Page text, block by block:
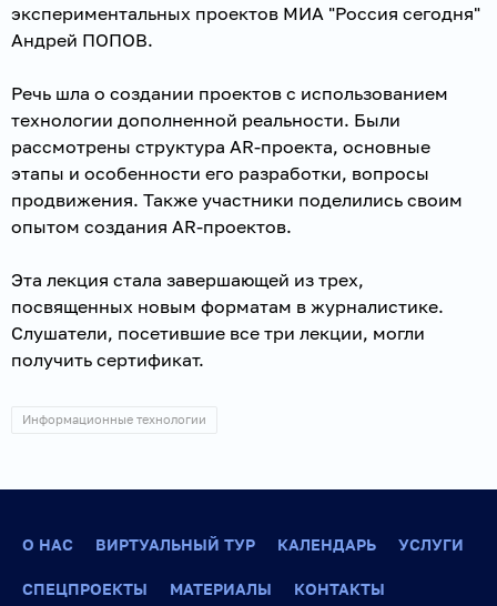
экспериментальных проектов МИА "Россия сегодня"
Андрей ПОПОВ.
Речь шла о создании проектов с использованием
технологии дополненной реальности. Были
рассмотрены структура AR-проекта, основные
этапы и особенности его разработки, вопросы
продвижения. Также участники поделились своим
опытом создания AR-проектов.
Эта лекция стала завершающей из трех,
посвященных новым форматам в журналистике.
Слушатели, посетившие все три лекции, могли
получить сертификат.
Информационные технологии
О НАС ВИРТУАЛЬНЫЙ ТУР КАЛЕНДАРЬ УСЛУГИ
СПЕЦПРОЕКТЫ МАТЕРИАЛЫ КОНТАКТЫ